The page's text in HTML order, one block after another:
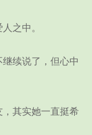
之中。
续说了，但心中
其实她一直挺希